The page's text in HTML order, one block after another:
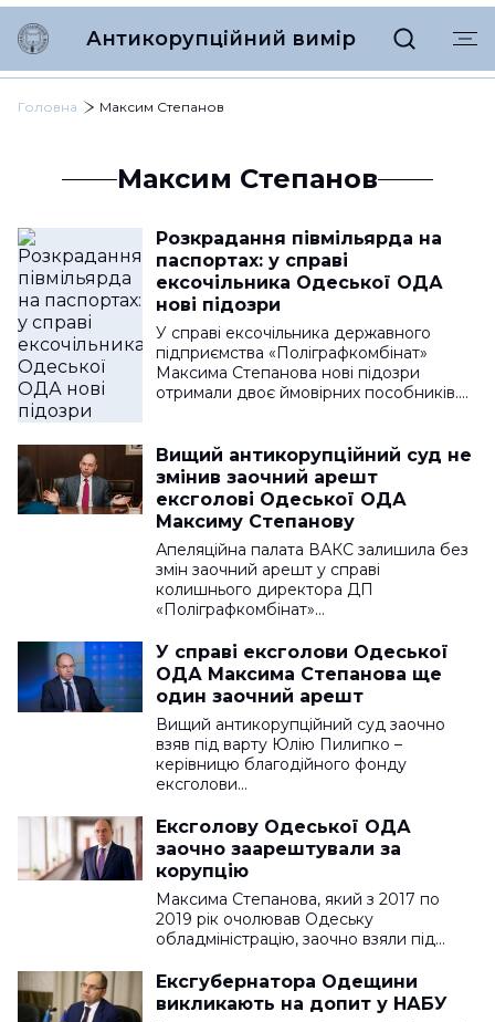
Антикорупційний вимір
Головна Максим Степанов
Максим Степанов
Розкрадання півмільярда на
паспортах: у справі
ексочільника Одеської ОДА
нові підозри
У справі ексочільника державного
підприємства «Поліграфкомбінат»
Максима Степанова нові підозри
отримали двоє ймовірних пособників.…
Вищий антикорупційний суд не
змінив заочний арешт
ексголові Одеської ОДА
Максиму Степанову
Апеляційна палата ВАКС залишила без
змін заочний арешт у справі
колишнього директора ДП
«Поліграфкомбінат»…
У справі ексголови Одеської
ОДА Максима Степанова ще
один заочний арешт
Вищий антикорупційний суд заочно
взяв під варту Юлію Пилипко –
керівницю благодійного фонду
ексголови…
Ексголову Одеської ОДА
заочно заарештували за
корупцію
Максима Степанова, який з 2017 по
2019 рік очолював Одеську
обладміністрацію, заочно взяли під…
Ексгубернатора Одещини
викликають на допит у НАБУ